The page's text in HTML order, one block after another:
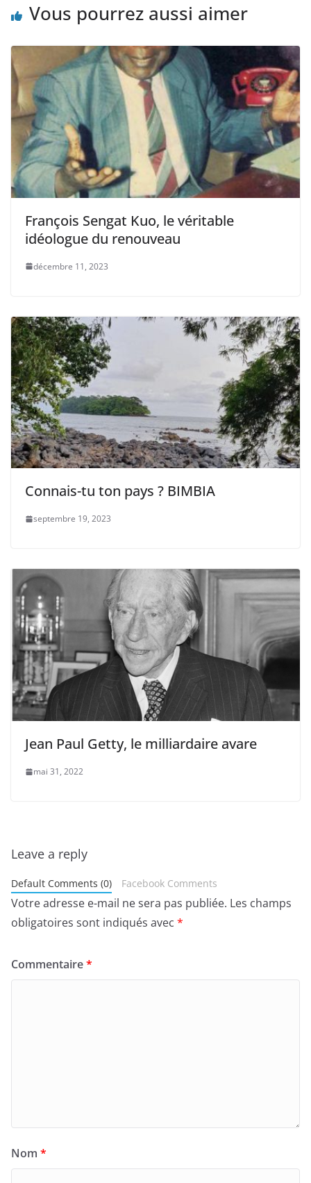
Vous pourrez aussi aimer
François Sengat Kuo, le véritable
idéologue du renouveau
décembre 11, 2023
Connais-tu ton pays ? BIMBIA
septembre 19, 2023
Jean Paul Getty, le milliardaire avare
mai 31, 2022
Leave a reply
Default Comments (0) Facebook Comments
Votre adresse e-mail ne sera pas publiée. Les champs
obligatoires sont indiqués avec *
Commentaire*
Nom *